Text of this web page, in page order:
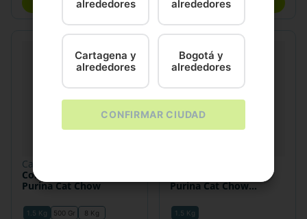
COMPRAR COMPRAR
cat chow
Comida Para Gatitos
Purina Cat Chow
1.5 Kg 500 Gr 8 Kg
Purina Cat Chow
1.5 Kg
alrededores
alrededores
Cartagena y
alrededores
Bogotá y
alrededores
CONFIRMAR CIUDAD